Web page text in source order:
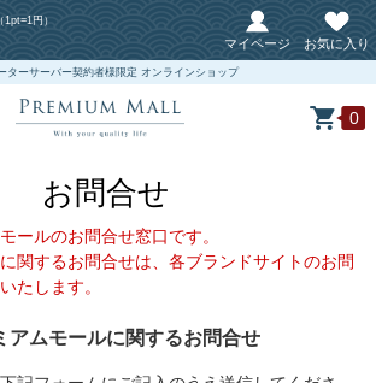
（1pt=1円）
マイページ お気に入り
ターサーバー契約者様限定 オンラインショップ
0
お問合せ
ールのお問合せ窓口です。
関するお問合せは、各ブランドサイトのお問
たします。
アムモールに関するお問合せ